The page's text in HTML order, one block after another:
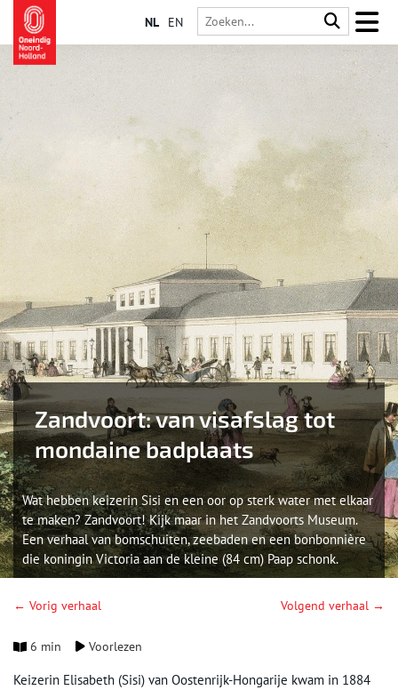
NL EN
Zandvoort: van visafslag tot
mondaine badplaats
Wat hebben keizerin Sisi en een oor op sterk water met elkaar
te maken? Zandvoort! Kijk maar in het Zandvoorts Museum.
Een verhaal van bomschuiten, zeebaden en een bonbonnière
die koningin Victoria aan de kleine (84 cm) Paap schonk.
← Vorig verhaal Volgend verhaal →
6 min Voorlezen
Keizerin Elisabeth (Sisi) van Oostenrijk-Hongarije kwam in 1884